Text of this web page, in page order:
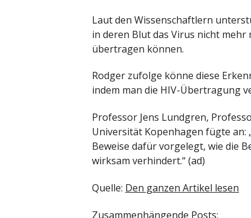
Laut den Wissenschaftlern
in deren Blut das Virus nicht
übertragen können.
Rodger zufolge könne diese
indem man die HIV-Übertragung
Professor Jens Lundgren,
Universität Kopenhagen fügte an:
Beweise dafür vorgelegt, wie die
wirksam verhindert.“ (ad)
Quelle: Den ganzen Artikel lesen
Zusammenhängende Posts: